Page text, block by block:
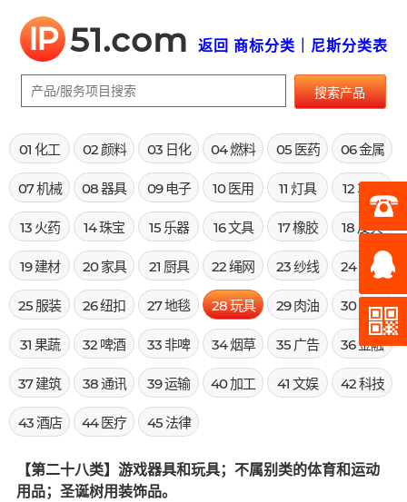
IP 51.com 返回 商标分类｜尼斯分类表
搜索产品
01 化工 02 颜料 03 日化 04 燃料 05 医药 06 金属
07 机械 08 器具 09 电子 10 医用 11 灯具 12 车辆
13 火药 14 珠宝 15 乐器 16 文具 17 橡胶 18 皮具
19 建材 20 家具 21 厨具 22 绳网 23 纱线 24 布料
25 服装 26 纽扣 27 地毯 28 玩具 29 肉油 30 米面
31 果蔬 32 啤酒 33 非啤 34 烟草 35 广告 36 金融
37 建筑 38 通讯 39 运输 40 加工 41 文娱 42 科技
43 酒店 44 医疗 45 法律
【第二十八类】游戏器具和玩具；不属别类的体育和运动
用品；圣诞树用装饰品。